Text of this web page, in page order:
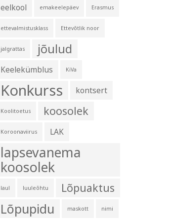
eelkool emakeelepäev Erasmus
ettevalmistusklass Ettevõtlik noor
jalgrattas jõulud
Keelekümblus KiVa
Konkurss kontsert
Koolitoetus koosolek
Koroonaviirus LAK
lapsevanema
koosolek
laul luuleõhtu Lõpuaktus
Lõpupidu maskott nimi